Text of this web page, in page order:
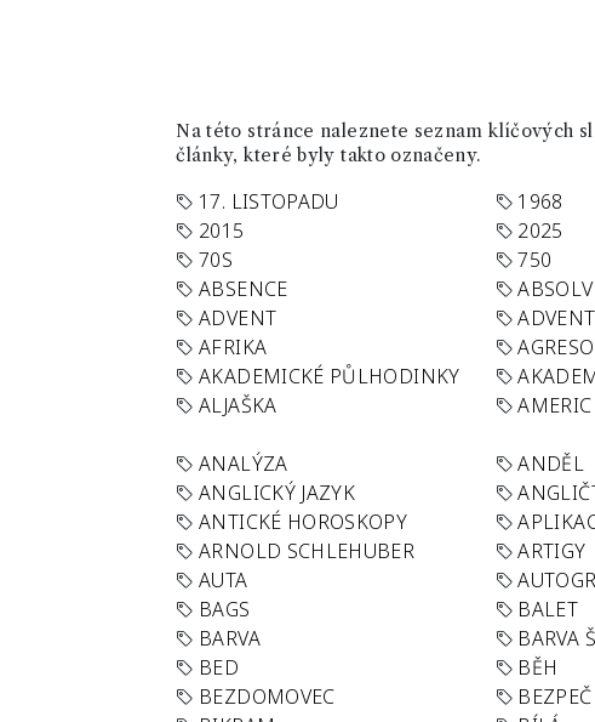
Na této stránce naleznete seznam klíčových
články, které byly takto označeny.
17. LISTOPADU 1968
2015
2025
70S
750
ABSENCE
ADVENT
AFRIKA
AKADEMICKÉ PŮLHODINKY
ALJAŠKA
ANALÝZA ANDĚL
ANGLICKÝ JAZYK
ANTICKÉ HOROSKOPY
ARNOLD SCHLEHUBER
ARTIGY
AUTA
BAGS
BALET
BARVA
BARVA
BED
BĚH
BEZDOMOVEC